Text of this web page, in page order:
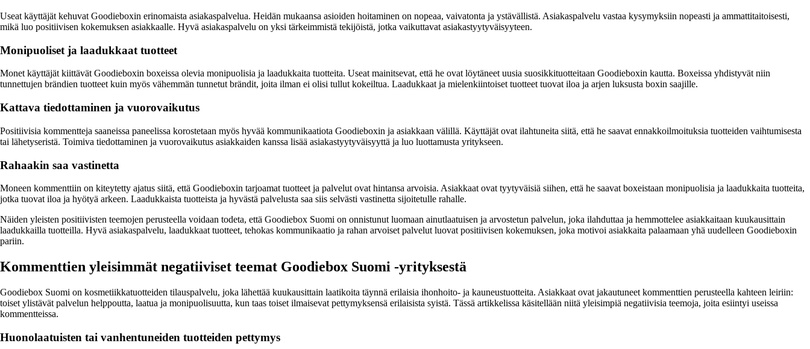
Useat käyttäjät kehuvat Goodieboxin erinomaista asiakaspalvelua. Heidän mukaansa asioiden hoitaminen on nopeaa, vaivatonta ja ystävällistä. Asiakaspalvelu vastaa kysymyksiin nopeasti ja ammattitaitoisesti,
mikä luo positiivisen kokemuksen asiakkaalle. Hyvä asiakaspalvelu on yksi tärkeimmistä tekijöistä, jotka vaikuttavat asiakastyytyväisyyteen.
Monipuoliset ja laadukkaat tuotteet
Monet käyttäjät kiittävät Goodieboxin boxeissa olevia monipuolisia ja laadukkaita tuotteita. Useat mainitsevat, että he ovat löytäneet uusia suosikkituotteitaan Goodieboxin kautta. Boxeissa yhdistyvät niin
tunnettujen brändien tuotteet kuin myös vähemmän tunnetut brändit, joita ilman ei olisi tullut kokeiltua. Laadukkaat ja mielenkiintoiset tuotteet tuovat iloa ja arjen luksusta boxin saajille.
Kattava tiedottaminen ja vuorovaikutus
Positiivisia kommentteja saaneissa paneelissa korostetaan myös hyvää kommunikaatiota Goodieboxin ja asiakkaan välillä. Käyttäjät ovat ilahtuneita siitä, että he saavat ennakkoilmoituksia tuotteiden vaihtumisesta
tai lähetyseristä. Toimiva tiedottaminen ja vuorovaikutus asiakkaiden kanssa lisää asiakastyytyväisyyttä ja luo luottamusta yritykseen.
Rahaakin saa vastinetta
Moneen kommenttiin on kiteytetty ajatus siitä, että Goodieboxin tarjoamat tuotteet ja palvelut ovat hintansa arvoisia. Asiakkaat ovat tyytyväisiä siihen, että he saavat boxeistaan monipuolisia ja laadukkaita tuotteita,
jotka tuovat iloa ja hyötyä arkeen. Laadukkaista tuotteista ja hyvästä palvelusta saa siis selvästi vastinetta sijoitetulle rahalle.
Näiden yleisten positiivisten teemojen perusteella voidaan todeta, että Goodiebox Suomi on onnistunut luomaan ainutlaatuisen ja arvostetun palvelun, joka ilahduttaa ja hemmottelee asiakkaitaan kuukausittain
laadukkailla tuotteilla. Hyvä asiakaspalvelu, laadukkaat tuotteet, tehokas kommunikaatio ja rahan arvoiset palvelut luovat positiivisen kokemuksen, joka motivoi asiakkaita palaamaan yhä uudelleen Goodieboxin
pariin.
Kommenttien yleisimmät negatiiviset teemat Goodiebox Suomi -yrityksestä
Goodiebox Suomi on kosmetiikkatuotteiden tilauspalvelu, joka lähettää kuukausittain laatikoita täynnä erilaisia ihonhoito- ja kauneustuotteita. Asiakkaat ovat jakautuneet kommenttien perusteella kahteen leiriin:
toiset ylistävät palvelun helppoutta, laatua ja monipuolisuutta, kun taas toiset ilmaisevat pettymyksensä erilaisista syistä. Tässä artikkelissa käsitellään niitä yleisimpiä negatiivisia teemoja, joita esiintyi useissa
kommentteissa.
Huonolaatuisten tai vanhentuneiden tuotteiden pettymys